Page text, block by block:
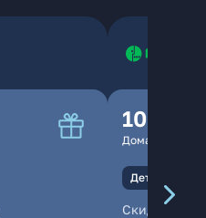
100
Домашний
Детали
Скидка